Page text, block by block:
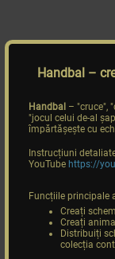
Handbal –
Handbal – "cruce",
"jocul celui de-al
împărtășește cu
Instrucțiuni
YouTube https://
Funcțiile principale
Creați
Creați
Distribuiți
colecția